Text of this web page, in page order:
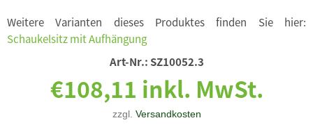
Weitere Varianten dieses Produktes finden Sie hier:
Schaukelsitz mit Aufhängung
Art-Nr.: SZ10052.3
€108,11 inkl. MwSt.
zzgl. Versandkosten